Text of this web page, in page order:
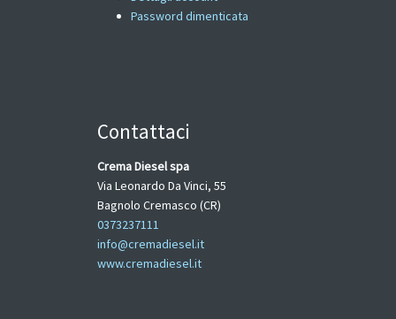
Password dimenticata
Contattaci
Crema Diesel spa
Via Leonardo Da Vinci, 55
Bagnolo Cremasco (CR)
0373237111
info@cremadiesel.it
www.cremadiesel.it